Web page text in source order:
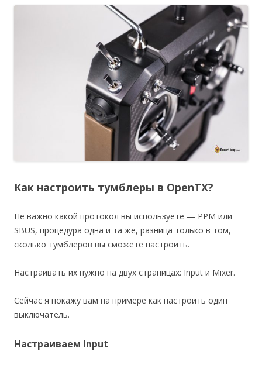
Как настроить тумблеры в OpenTX?
Не важно какой протокол вы используете — PPM или
SBUS, процедура одна и та же, разница только в том,
сколько тумблеров вы сможете настроить.
Настраивать их нужно на двух страницах: Input и Mixer.
Сейчас я покажу вам на примере как настроить один
выключатель.
Настраиваем Input